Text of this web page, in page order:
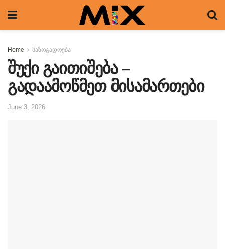
Home საზოგადოება
შუქი გაითიშება –
გადაამოწმეთ მისამართები
June 3, 2026